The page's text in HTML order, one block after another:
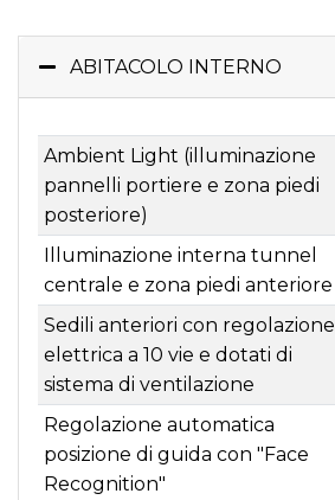
ABITACOLO INTERNO
Ambient Light (illuminazione
pannelli portiere e zona piedi
posteriore)
Illuminazione interna tunnel
centrale e zona piedi anteriore
Sedili anteriori con regolazione
elettrica a 10 vie e dotati di
sistema di ventilazione
Regolazione automatica
posizione di guida con "Face
Recognition"